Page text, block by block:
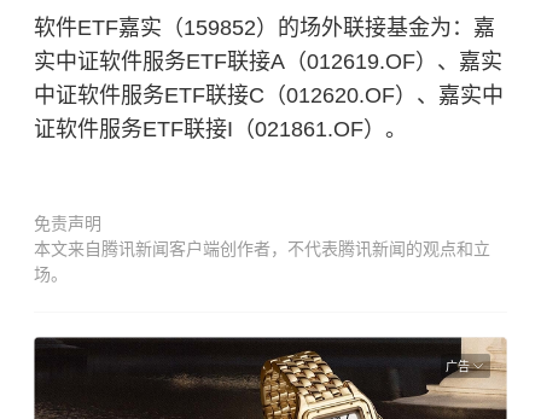
软件ETF嘉实（159852）的场外联接基金为：嘉
实中证软件服务ETF联接A（012619.OF）、嘉实
中证软件服务ETF联接C（012620.OF）、嘉实中
证软件服务ETF联接I（021861.OF）。
免责声明
本文来自腾讯新闻客户端创作者，不代表腾讯新闻的观点和立
场。
广告